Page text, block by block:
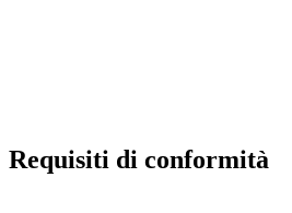
Requisiti di conformità